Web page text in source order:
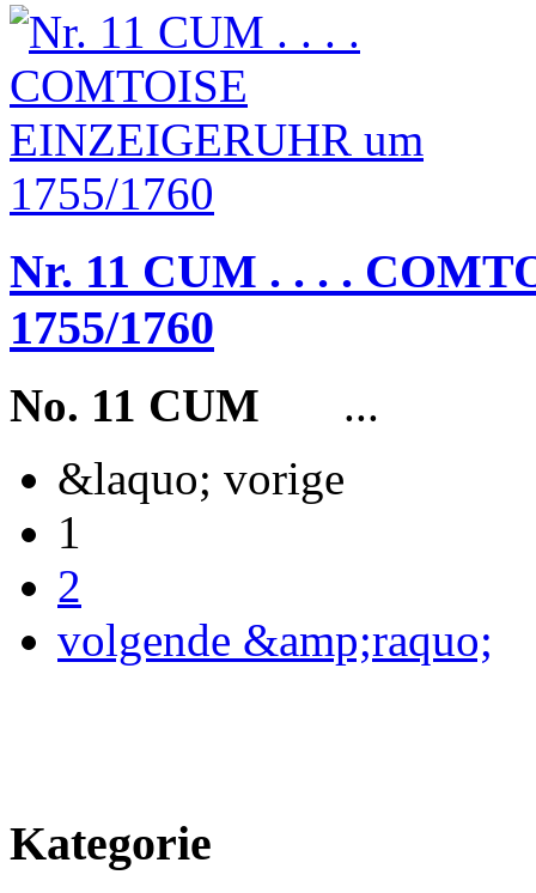
Nr. 11 CUM . . . .
1755/1760
No. 11 CUM ...
&laquo; vorige
1
2
volgende &amp;raquo;
Kategorie